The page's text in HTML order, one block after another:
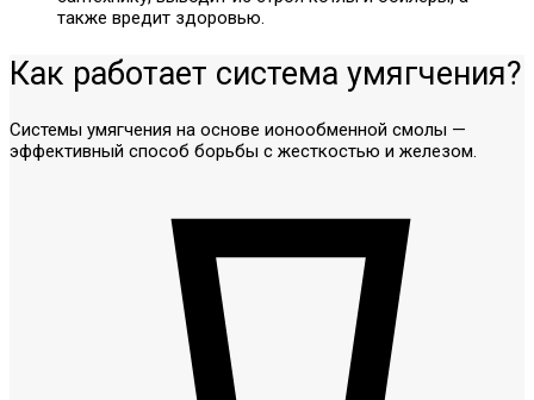
также вредит здоровью.
Как работает система умягчения?
Системы умягчения на основе ионообменной смолы —
эффективный способ борьбы с жесткостью и железом.